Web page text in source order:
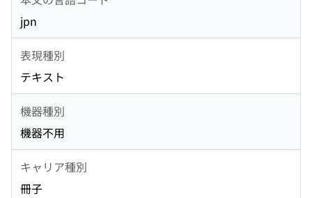
jpn
表現種別
テキスト
機器種別
機器不用
キャリア種別
冊子